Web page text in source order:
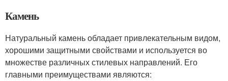
Камень
Натуральный камень обладает привлекательным видом,
хорошими защитными свойствами и используется во
множестве различных стилевых направлений. Его
главными преимуществами являются: